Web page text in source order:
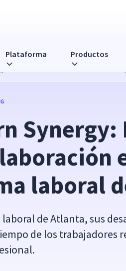
Plataforma Productos
Fomento de la colaboración en todo el
Synergy:
laboral
de Atlanta, sus
de los trabajadores